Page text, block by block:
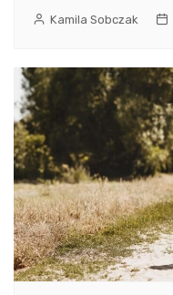
Kamila Sobczak